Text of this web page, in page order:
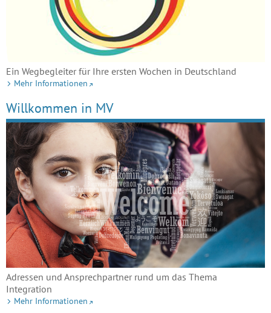
Ein Wegbegleiter für Ihre ersten Wochen in Deutschland
Mehr Informationen
Willkommen in MV
Adressen und Ansprechpartner rund um das Thema
Integration
Mehr Informationen